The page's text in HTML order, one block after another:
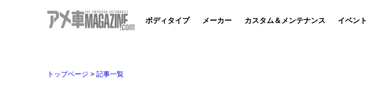
ボディタイプ メーカー カスタム＆メンテナンス イベント
トップページ > 記事一覧